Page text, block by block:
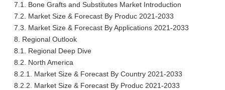
7.1. Bone Grafts and Substitutes Market Introduction
7.2. Market Size & Forecast By Produc 2021-2033
7.3. Market Size & Forecast By Applications 2021-2033
8. Regional Outlook
8.1. Regional Deep Dive
8.2. North America
8.2.1. Market Size & Forecast By Country 2021-2033
8.2.2. Market Size & Forecast By Produc 2021-2033